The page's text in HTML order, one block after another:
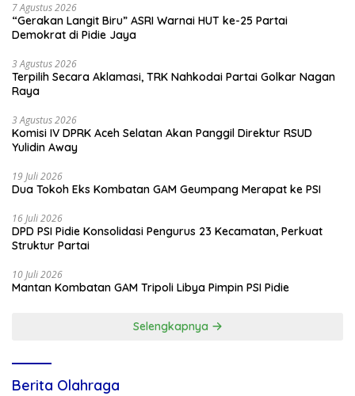
7 Agustus 2026
“Gerakan Langit Biru” ASRI Warnai HUT ke-25 Partai
Demokrat di Pidie Jaya
3 Agustus 2026
Terpilih Secara Aklamasi, TRK Nahkodai Partai Golkar Nagan
Raya
3 Agustus 2026
Komisi IV DPRK Aceh Selatan Akan Panggil Direktur RSUD
Yulidin Away
19 Juli 2026
Dua Tokoh Eks Kombatan GAM Geumpang Merapat ke PSI
16 Juli 2026
DPD PSI Pidie Konsolidasi Pengurus 23 Kecamatan, Perkuat
Struktur Partai
10 Juli 2026
Mantan Kombatan GAM Tripoli Libya Pimpin PSI Pidie
Selengkapnya
Berita Olahraga